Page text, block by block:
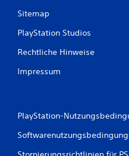
Sitemap
PlayStation Studios
Rechtliche Hinweise
Impressum
PlayStation-